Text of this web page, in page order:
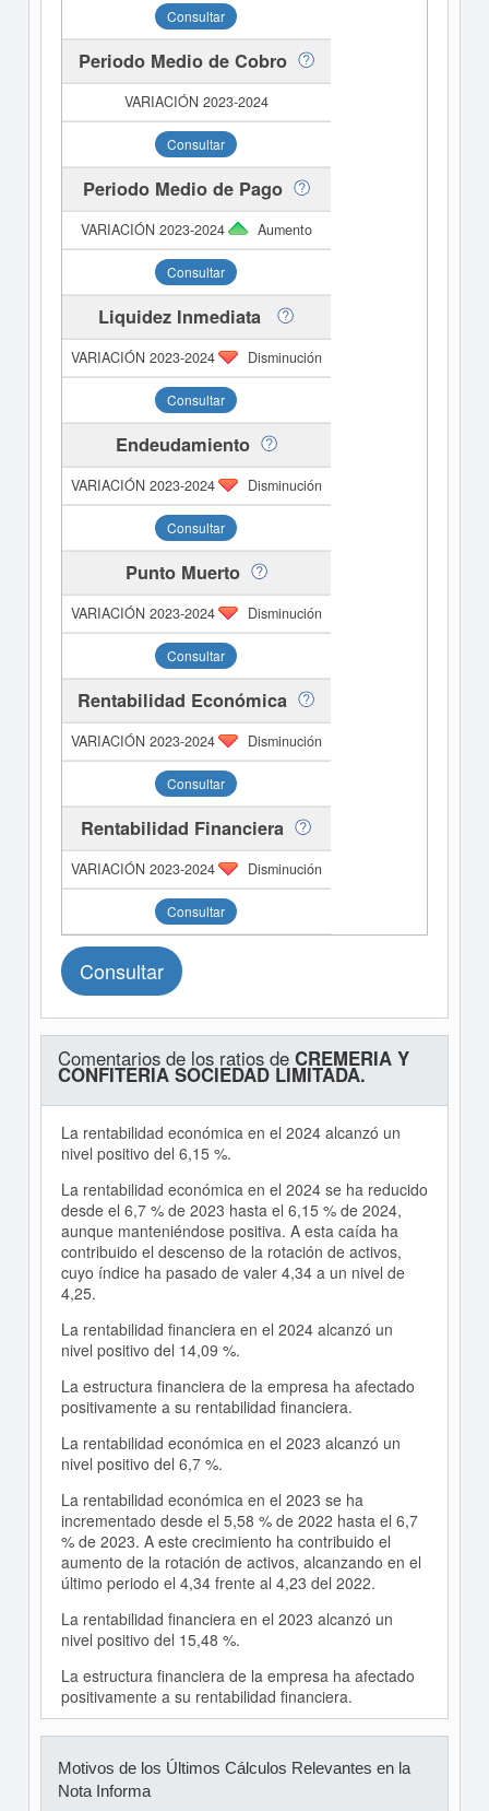
Consultar
Periodo Medio de Cobro
Consultar
Periodo Medio de Pago
Aumento
Consultar
Liquidez Inmediata
Disminución
Consultar
Endeudamiento
Disminución
Consultar
Punto Muerto
Disminución
Consultar
Rentabilidad Económica
Disminución
Consultar
Rentabilidad Financiera
Disminución
Consultar
Consultar
Comentarios de los ratios de CREMERIA Y
CONFITERIA SOCIEDAD LIMITADA.
La rentabilidad económica en el 2024 alcanzó un
nivel positivo del 6,15 %.
La rentabilidad económica en el 2024 se ha reducido
desde el 6,7 % de 2023 hasta el 6,15 % de 2024,
aunque manteniéndose positiva. A esta caída ha
contribuido el descenso de la rotación de activos,
cuyo índice ha pasado de valer 4,34 a un nivel de
4,25.
La rentabilidad financiera en el 2024 alcanzó un
nivel positivo del 14,09 %.
La estructura financiera de la empresa ha afectado
positivamente a su rentabilidad financiera.
La rentabilidad económica en el 2023 alcanzó un
nivel positivo del 6,7 %.
La rentabilidad económica en el 2023 se ha
incrementado desde el 5,58 % de 2022 hasta el 6,7
% de 2023. A este crecimiento ha contribuido el
aumento de la rotación de activos, alcanzando en el
último periodo el 4,34 frente al 4,23 del 2022.
La rentabilidad financiera en el 2023 alcanzó un
nivel positivo del 15,48 %.
La estructura financiera de la empresa ha afectado
positivamente a su rentabilidad financiera.
Motivos de los Últimos Cálculos Relevantes en la
Nota Informa